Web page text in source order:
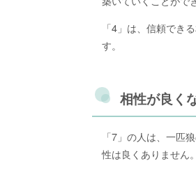
「4」は、信頼でき
す。
相性が良く
「7」の人は、一匹
性は良くありません。